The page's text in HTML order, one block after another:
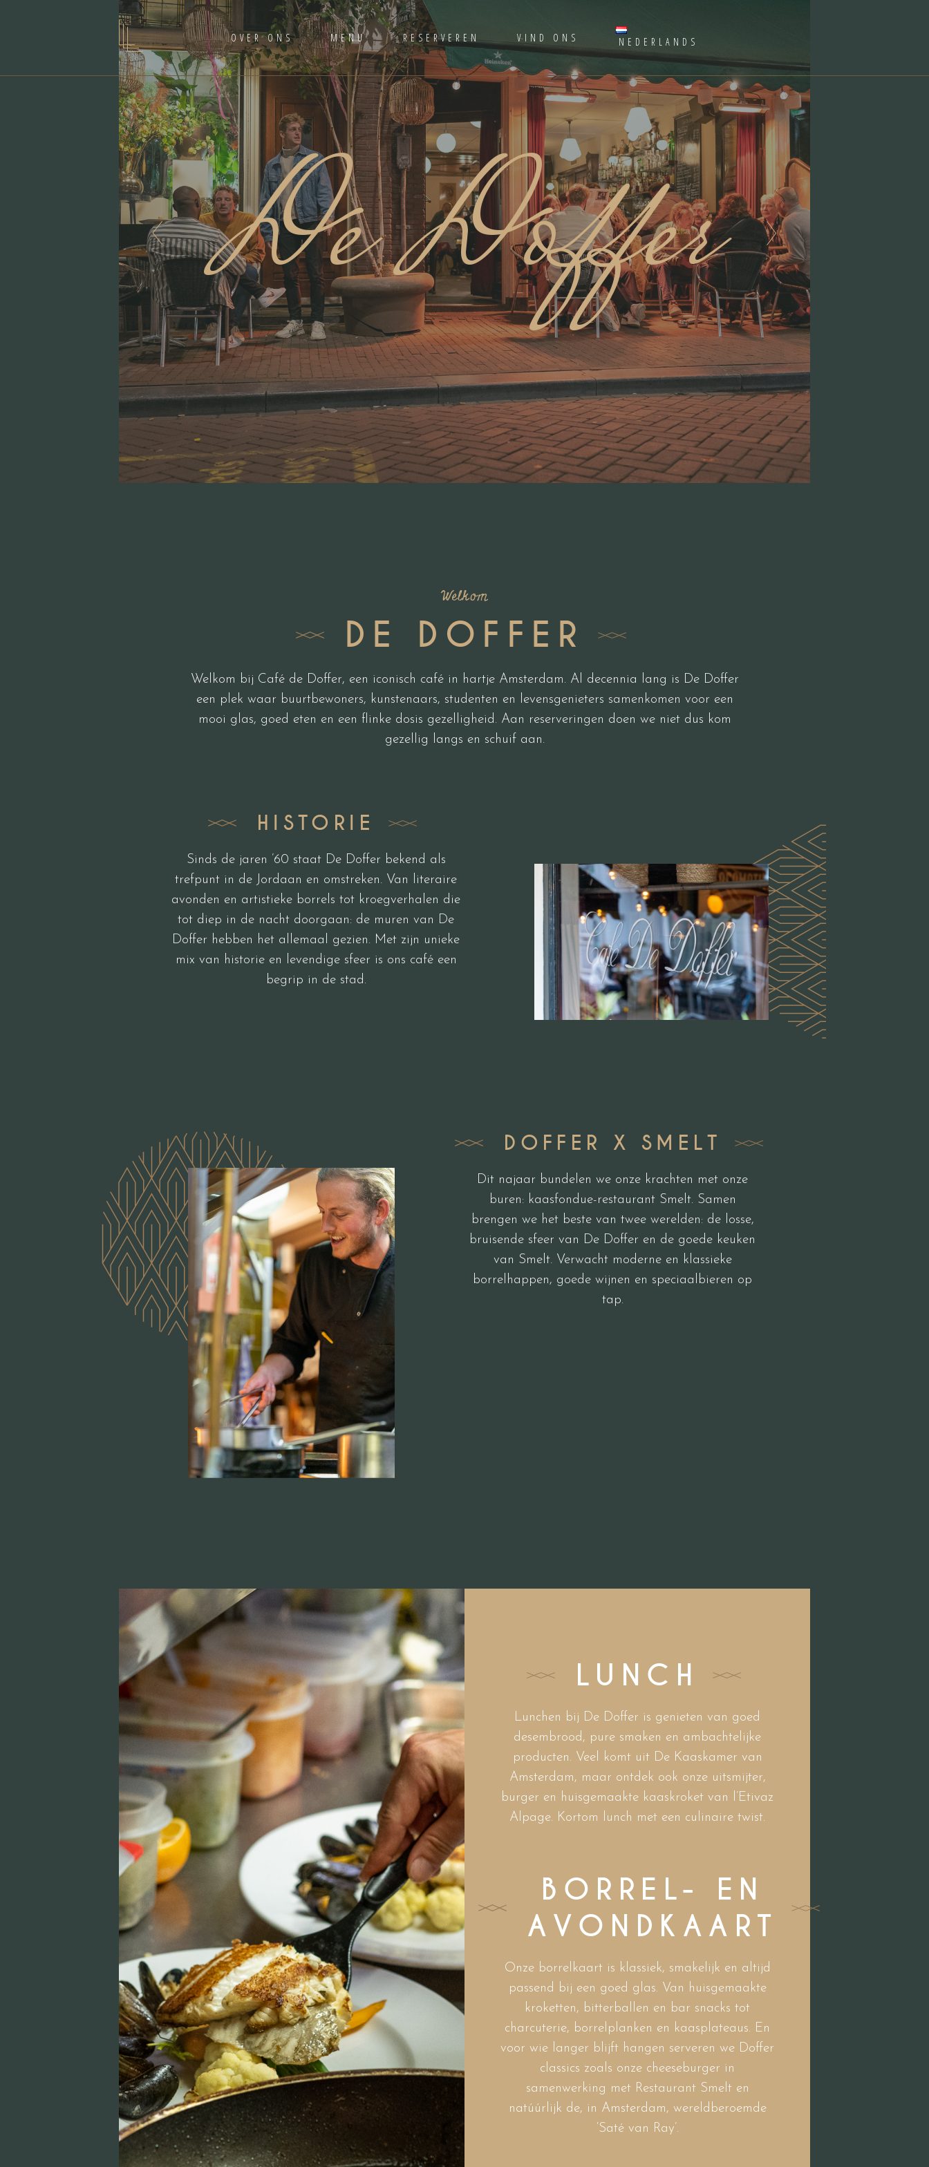
OVER ONS MENU RESERVEREN VIND ONS NEDERLANDS
De Doffer
Welkom
DE DOFFER
Welkom bij Café de Doffer, een iconisch café in hartje Amsterdam. Al decennia lang is De Doffer
een plek waar buurtbewoners, kunstenaars, studenten en levensgenieters samenkomen voor een
mooi glas, goed eten en een flinke dosis gezelligheid. Aan reserveringen doen we niet dus kom
gezellig langs en schuif aan.
HISTORIE
Sinds de jaren ’60 staat De Doffer bekend als
trefpunt in de Jordaan en omstreken. Van literaire
avonden en artistieke borrels tot kroegverhalen die
tot diep in de nacht doorgaan: de muren van De
Doffer hebben het allemaal gezien. Met zijn unieke
mix van historie en levendige sfeer is ons café een
begrip in de stad.
DOFFER X SMELT
Dit najaar bundelen we onze krachten met onze
buren: kaasfondue-restaurant Smelt. Samen
brengen we het beste van twee werelden: de losse,
bruisende sfeer van De Doffer en de goede keuken
van Smelt. Verwacht moderne en klassieke
borrelhappen, goede wijnen en speciaalbieren op
tap.
LUNCH
Lunchen bij De Doffer is genieten van goed
desembrood, pure smaken en ambachtelijke
producten. Veel komt uit De Kaaskamer van
Amsterdam, maar ontdek ook onze uitsmijter,
burger en huisgemaakte kaaskroket van l’Etivaz
Alpage. Kortom lunch met een culinaire twist.
BORREL- EN
AVONDKAART
Onze borrelkaart is klassiek, smakelijk en altijd
passend bij een goed glas. Van huisgemaakte
kroketten, bitterballen en bar snacks tot
charcuterie, borrelplanken en kaasplateaus. En
voor wie langer blijft hangen serveren we Doffer
classics zoals onze cheeseburger in
samenwerking met Restaurant Smelt en
natúúrlijk de, in Amsterdam, wereldberoemde
‘Saté van Ray’.